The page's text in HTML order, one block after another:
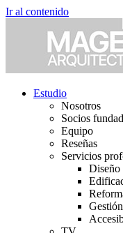
Ir al contenido
Estudio
Nosotros
Socios
Equipo
Reseñas
Servicios
Diseño